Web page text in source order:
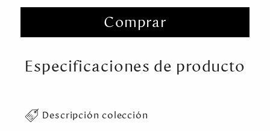
Comprar
Especificaciones de producto
Descripción colección